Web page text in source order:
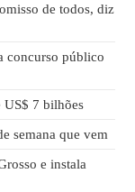
de todos, diz
concurso público
US$ 7 bilhões
semana que vem
e instala